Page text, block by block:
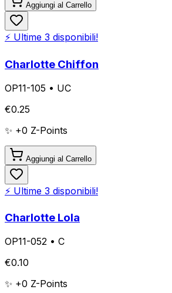
Aggiungi al Carrello
⚡ Ultime 3 disponibili!
Charlotte Chiffon
OP11-105 • UC
€0.25
✨ +0 Z-Points
Aggiungi al Carrello
⚡ Ultime 3 disponibili!
Charlotte Lola
OP11-052 • C
€0.10
✨ +0 Z-Points